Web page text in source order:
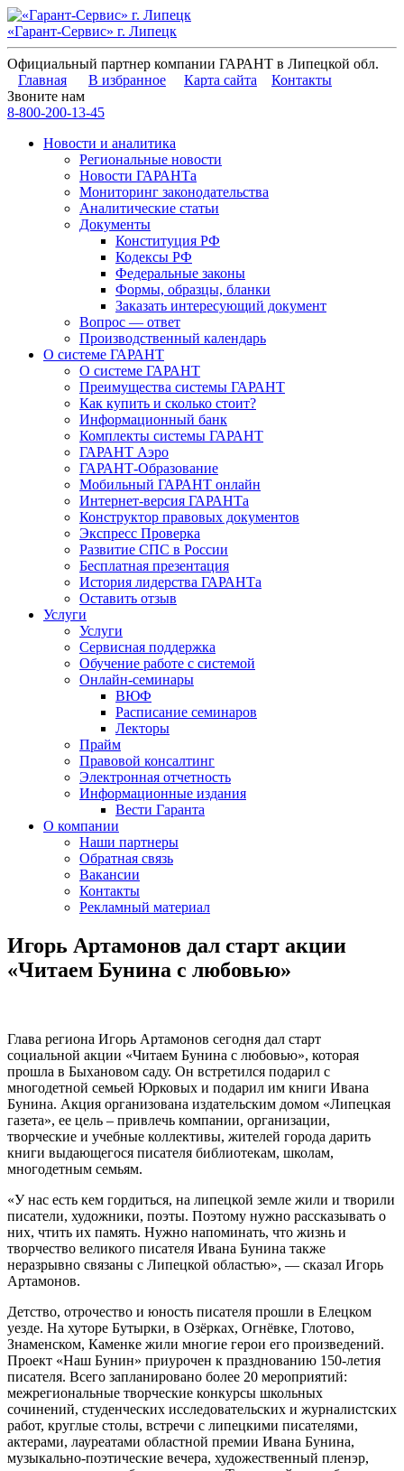
«Гарант-Сервис» г. Липецк
Официальный партнер компании ГАРАНТ в Липецкой обл.
Главная
В избранное Карта сайта
Контакты
Звоните нам
8-800-200-13-45
Новости и аналитика
Региональные новости
Новости ГАРАНТа
Мониторинг законодательства
Аналитические статьи
Документы
Конституция РФ
Кодексы РФ
Федеральные законы
Формы, образцы, бланки
Заказать интересующий документ
Вопрос — ответ
Производственный календарь
О системе ГАРАНТ
О системе ГАРАНТ
Преимущества системы ГАРАНТ
Как купить и сколько стоит?
Информационный банк
Комплекты системы ГАРАНТ
ГАРАНТ Аэро
ГАРАНТ-Образование
Мобильный ГАРАНТ онлайн
Интернет-версия ГАРАНТа
Конструктор правовых документов
Экспресс Проверка
Развитие СПС в России
Бесплатная презентация
История лидерства ГАРАНТа
Оставить отзыв
Услуги
Услуги
Сервисная поддержка
Обучение работе с системой
Онлайн-семинары
ВЮФ
Расписание семинаров
Лекторы
Прайм
Правовой консалтинг
Электронная отчетность
Информационные издания
Вести Гаранта
О компании
Наши партнеры
Обратная связь
Вакансии
Контакты
Рекламный материал
Игорь Артамонов дал старт акции
«Читаем Бунина с любовью»
Глава региона Игорь Артамонов сегодня дал старт
социальной акции «Читаем Бунина с любовью», которая
прошла в Быхановом саду. Он встретился подарил с
многодетной семьей Юрковых и подарил им книги Ивана
Бунина. Акция организована издательским домом «Липецкая
газета», ее цель – привлечь компании, организации,
творческие и учебные коллективы, жителей города дарить
книги выдающегося писателя библиотекам, школам,
многодетным семьям.
«У нас есть кем гордиться, на липецкой земле жили и творили
писатели, художники, поэты. Поэтому нужно рассказывать о
них, чтить их память. Нужно напоминать, что жизнь и
творчество великого писателя Ивана Бунина также
неразрывно связаны с Липецкой областью», — сказал Игорь
Артамонов.
Детство, отрочество и юность писателя прошли в Елецком
уезде. На хуторе Бутырки, в Озёрках, Огнёвке, Глотово,
Знаменском, Каменке жили многие герои его произведений.
Проект «Наш Бунин» приурочен к празднованию 150-летия
писателя. Всего запланировано более 20 мероприятий:
межрегиональные творческие конкурсы школьных
сочинений, студенческих исследовательских и журналистских
работ, круглые столы, встречи с липецкими писателями,
актерами, лауреатами областной премии Ивана Бунина,
музыкально-поэтические вечера, художественный пленэр,